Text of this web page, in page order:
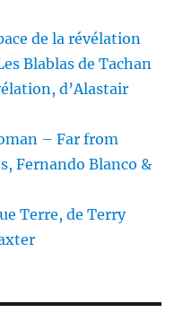
de la révélation
Blablas de Tachan
d’Alastair
– Far from
Fernando Blanco &
Terre, de Terry